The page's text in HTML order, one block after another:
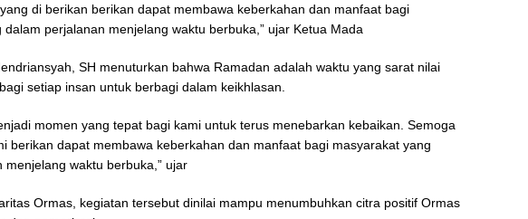
di berikan berikan dapat membawa keberkahan dan manfaat bagi
perjalanan menjelang waktu berbuka,” ujar Ketua Mada
SH menuturkan bahwa Ramadan adalah waktu yang sarat nilai
setiap insan untuk berbagi dalam keikhlasan.
momen yang tepat bagi kami untuk terus menebarkan kebaikan. Semoga
berikan dapat membawa keberkahan dan manfaat bagi masyarakat yang
waktu berbuka,” ujar
Ormas, kegiatan tersebut dinilai mampu menumbuhkan citra positif Ormas